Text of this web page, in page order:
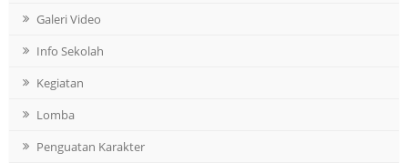
Galeri Video
Info Sekolah
Kegiatan
Lomba
Penguatan Karakter